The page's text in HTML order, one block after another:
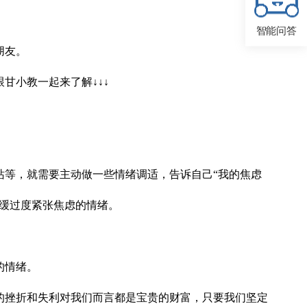
。
小教一起来了解↓↓↓
，就需要主动做一些情绪调适，告诉自己“我的焦虑
过度紧张焦虑的情绪。
绪。
折和失利对我们而言都是宝贵的财富，只要我们坚定
智能问答